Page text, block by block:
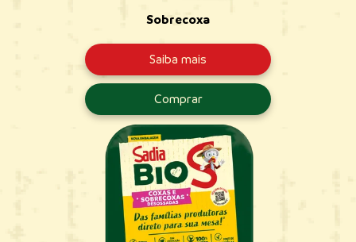
Sobrecoxa
Saiba mais
Comprar